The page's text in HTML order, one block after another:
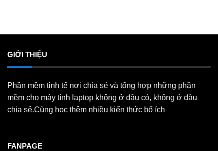
GIỚI THIỆU
Phần mềm tinh tế nơi chia sẻ và tổng hợp những phần
mềm cho máy tính laptop không ở đâu có, không ở đâu
chia sẻ.Cùng học thêm nhiều kiến thức bổ ích
FANPAGE